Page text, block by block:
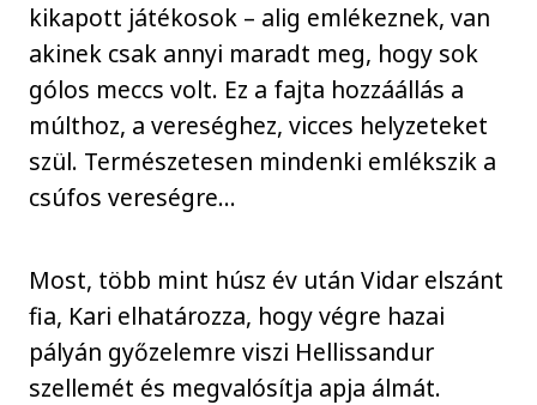
kikapott játékosok – alig emlékeznek, van
akinek csak annyi maradt meg, hogy sok
gólos meccs volt. Ez a fajta hozzáállás a
múlthoz, a vereséghez, vicces helyzeteket
szül. Természetesen mindenki emlékszik a
csúfos vereségre…
Most, több mint húsz év után Vidar elszánt
fia, Kari elhatározza, hogy végre hazai
pályán győzelemre viszi Hellissandur
szellemét és megvalósítja apja álmát.